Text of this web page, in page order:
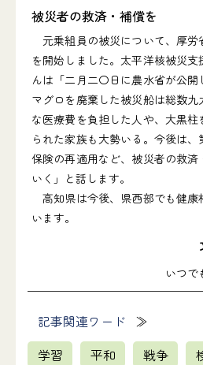
被災者の救済・補償を
元乗組員の被災について、厚労
を開始しました。太平洋核被災
んは「二月二〇日に農水省が公
マグロを廃棄した被災船は総数
な医療費を負担した人や、大黒
られた家族も大勢いる。今後は
保険の再適用など、被災者の救
いく」と話します。
高知県は今後、県西部でも健康
います。
いつ
記事関連ワード
学習
平和 戦争